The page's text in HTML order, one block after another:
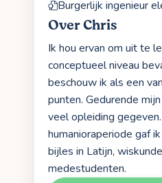
Burgerlijk ingenieur
Over Chris
Ik hou ervan om uit te
conceptueel niveau
beschouw ik als een
punten. Gedurende
veel opleiding
humanioraperiode gaf
bijles in Latijn,
medestudenten.